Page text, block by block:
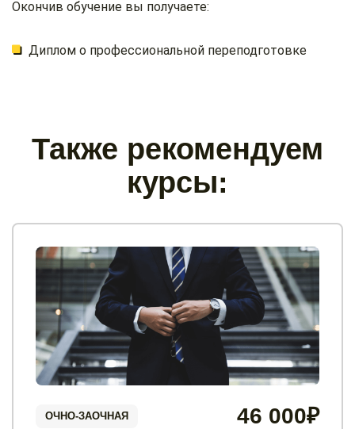
Окончив обучение вы получаете:
Диплом о профессиональной переподготовке
Также рекомендуем
курсы:
ОЧНО-ЗАОЧНАЯ 46 000₽